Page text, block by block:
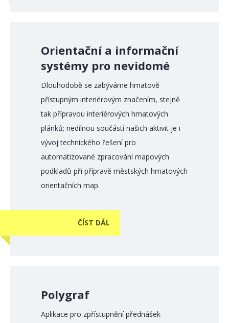
Orientační a informační
systémy pro nevidomé
Dlouhodobě se zabýváme hmatově
přístupným interiérovým značením, stejně
tak přípravou interiérových hmatových
plánků; nedílnou součástí našich aktivit je i
vývoj technického řešení pro
automatizované zpracování mapových
podkladů při přípravě městských hmatových
orientačních map.
ČÍST DÁL
Polygraf
Aplikace pro zpřístupnění přednášek